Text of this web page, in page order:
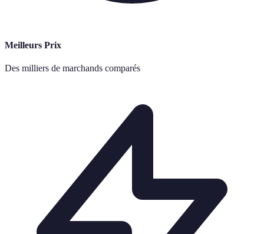
Meilleurs Prix
Des milliers de marchands comparés